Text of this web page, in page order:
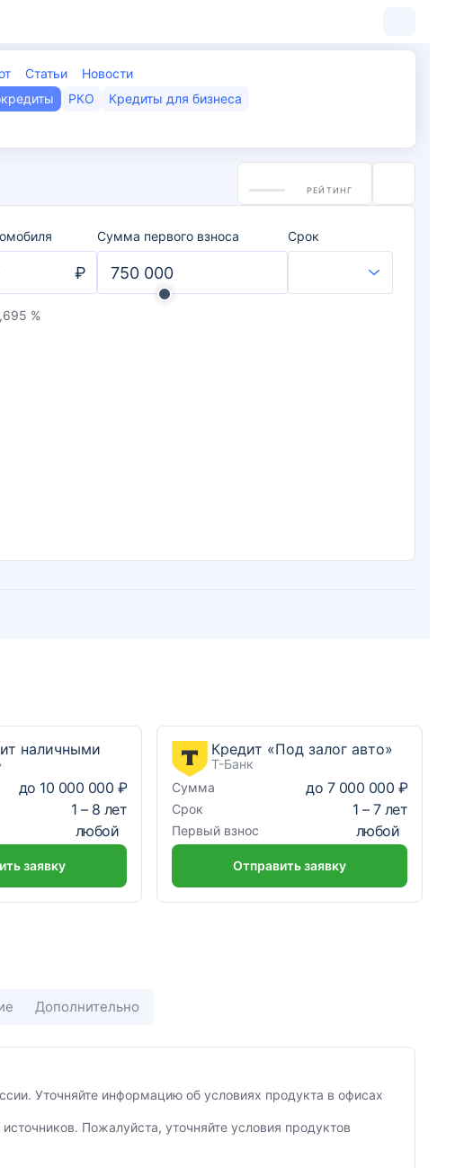
Статьи
Новости
РКО
Кредиты для бизнеса
РЕЙТИНГ
₽
Сумма первого взноса Срок
%
наличными
до 10 000 000 ₽
1 – 8 лет
любой
заявку
Кредит «Под залог авто»
Т-Банк
Сумма
до 7 000 000 ₽
Срок 1 – 7лет
Первый взнос любой
Отправить заявку
Дополнительно
Уточняйте информацию об условиях продукта в офисах
Пожалуйста, уточняйте условия продуктов